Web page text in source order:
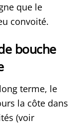
que le
convoité.
bouche
terme, le
la côte dans
(voir